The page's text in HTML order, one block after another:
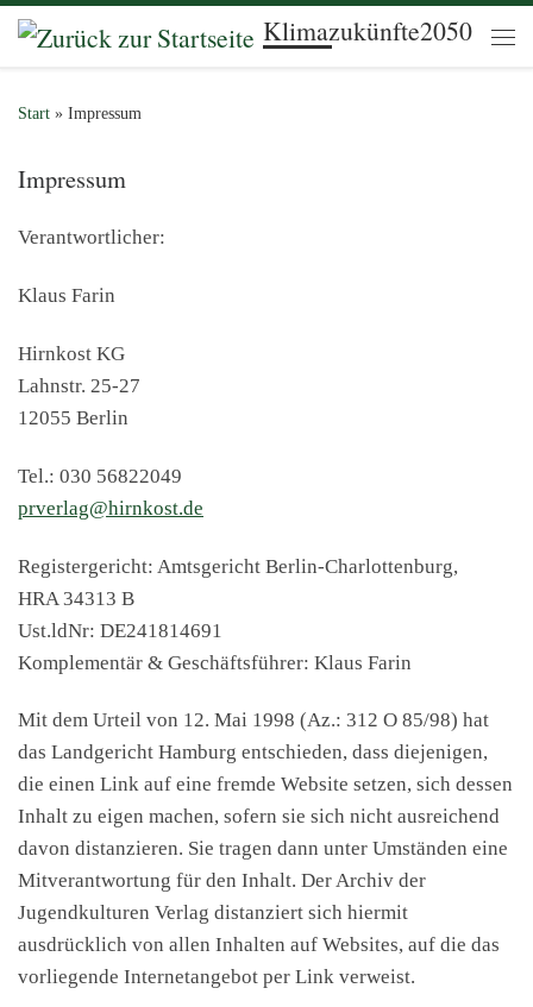
Zum Inhalt springen Klimazukünfte2050
Start » Impressum
Impressum
Verantwortlicher:
Klaus Farin
Hirnkost KG
Lahnstr. 25-27
12055 Berlin
Tel.: 030 56822049
prverlag@hirnkost.de
Registergericht: Amtsgericht Berlin-Charlottenburg,
HRA 34313 B
Ust.ldNr: DE241814691
Komplementär & Geschäftsführer: Klaus Farin
Mit dem Urteil von 12. Mai 1998 (Az.: 312 O 85/98) hat
das Landgericht Hamburg entschieden, dass diejenigen,
die einen Link auf eine fremde Website setzen, sich dessen
Inhalt zu eigen machen, sofern sie sich nicht ausreichend
davon distanzieren. Sie tragen dann unter Umständen eine
Mitverantwortung für den Inhalt. Der Archiv der
Jugendkulturen Verlag distanziert sich hiermit
ausdrücklich von allen Inhalten auf Websites, auf die das
vorliegende Internetangebot per Link verweist.